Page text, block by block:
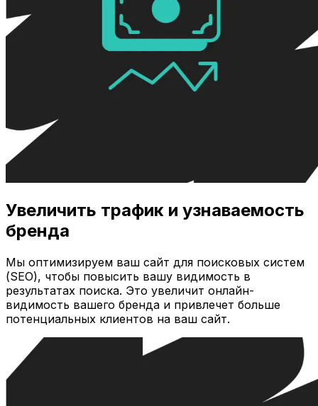
Увеличить трафик и узнаваемость
бренда
Мы оптимизируем ваш сайт для поисковых систем
(SEO), чтобы повысить вашу видимость в
результатах поиска. Это увеличит онлайн-
видимость вашего бренда и привлечет больше
потенциальных клиентов на ваш сайт.